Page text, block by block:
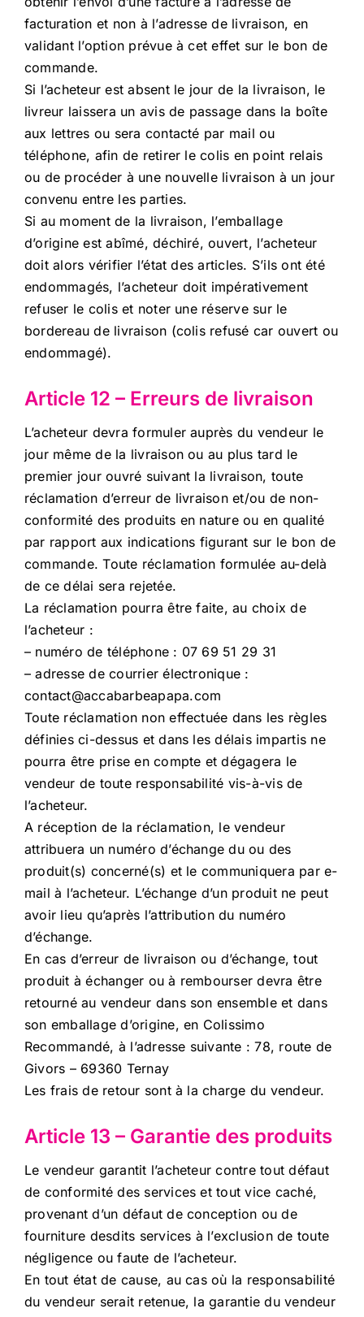
facturation et non à l’adresse de livraison, en
validant l’option prévue à cet effet sur le bon de
commande.
Si l’acheteur est absent le jour de la livraison, le
livreur laissera un avis de passage dans la boîte
aux lettres ou sera contacté par mail ou
téléphone, afin de retirer le colis en point relais
ou de procéder à une nouvelle livraison à un jour
convenu entre les parties.
Si au moment de la livraison, l’emballage
d’origine est abîmé, déchiré, ouvert, l’acheteur
doit alors vérifier l’état des articles. S’ils ont été
endommagés, l’acheteur doit impérativement
refuser le colis et noter une réserve sur le
bordereau de livraison (colis refusé car ouvert ou
endommagé).
Article 12 – Erreurs de livraison
L’acheteur devra formuler auprès du vendeur le
jour même de la livraison ou au plus tard le
premier jour ouvré suivant la livraison, toute
réclamation d’erreur de livraison et/ou de non-
conformité des produits en nature ou en qualité
par rapport aux indications figurant sur le bon de
commande. Toute réclamation formulée au-delà
de ce délai sera rejetée.
La réclamation pourra être faite, au choix de
l’acheteur :
– numéro de téléphone : 07 69 51 29 31
– adresse de courrier électronique :
contact@accabarbeapapa.com
Toute réclamation non effectuée dans les règles
définies ci-dessus et dans les délais impartis ne
pourra être prise en compte et dégagera le
vendeur de toute responsabilité vis-à-vis de
l’acheteur.
A réception de la réclamation, le vendeur
attribuera un numéro d’échange du ou des
produit(s) concerné(s) et le communiquera par e-
mail à l’acheteur. L’échange d’un produit ne peut
avoir lieu qu’après l’attribution du numéro
d’échange.
En cas d’erreur de livraison ou d’échange, tout
produit à échanger ou à rembourser devra être
retourné au vendeur dans son ensemble et dans
son emballage d’origine, en Colissimo
Recommandé, à l’adresse suivante : 78, route de
Givors – 69360 Ternay
Les frais de retour sont à la charge du vendeur.
Article 13 – Garantie des produits
Le vendeur garantit l’acheteur contre tout défaut
de conformité des services et tout vice caché,
provenant d’un défaut de conception ou de
fourniture desdits services à l’exclusion de toute
négligence ou faute de l’acheteur.
En tout état de cause, au cas où la responsabilité
du vendeur serait retenue, la garantie du vendeur